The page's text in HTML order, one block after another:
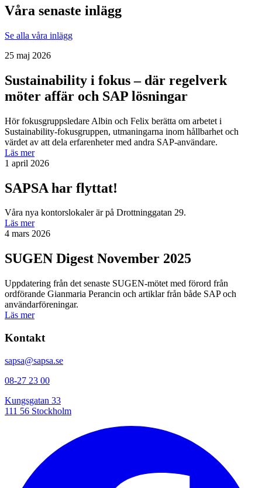
Våra senaste inlägg
Se alla våra inlägg
25 maj 2026
Sustainability i fokus – där regelverk
möter affär och SAP lösningar
Hör fokusgruppsledare Albin och Felix berätta om arbetet i
Sustainability-fokusgruppen, utmaningarna inom hållbarhet och
värdet av att dela erfarenheter med andra SAP-användare.
Läs mer
1 april 2026
SAPSA har flyttat!
Våra nya kontorslokaler är på Drottninggatan 29.
Läs mer
4 mars 2026
SUGEN Digest November 2025
Uppdatering från det senaste SUGEN-mötet med förord från
ordförande Gianmaria Perancin och artiklar från både SAP och
användarföreningar.
Läs mer
Kontakt
sapsa@sapsa.se
08-27 23 00
Kungsgatan 33
111 56 Stockholm